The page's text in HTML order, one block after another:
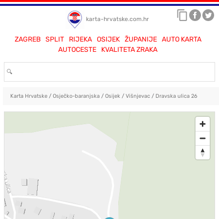
karta-hrvatske.com.hr
ZAGREB SPLIT RIJEKA OSIJEK ŽUPANIJE
AUTO KARTA
AUTOCESTE
KVALITETA ZRAKA
Karta Hrvatske/ Osječko-baranjska/ Osijek / Višnjevac/ Dravska ulica 26